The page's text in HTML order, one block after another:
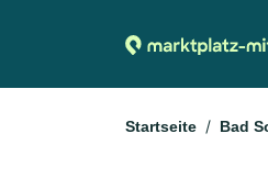
Startseite Bad